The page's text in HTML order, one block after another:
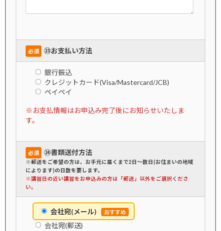
必須 ㉓お支払い方法
銀行振込
クレジットカード(Visa/Mastercard/JCB)
ペイペイ
※お支払情報はお申込み完了後にお知らせいたしま
す。
必須 ㉔書類送付方法
※郵送をご希望の方は、お手元に届くまで2日～数日(お住まいの地域
によります)の日数を要します。
※講習日の近い講習をお申込みの方は「郵送」以外をご選択くださ
い。
会社宛(メール)
会社宛(郵送)